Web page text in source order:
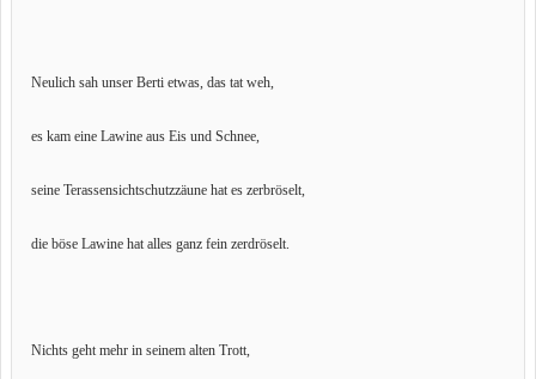
Neulich sah unser Berti etwas, das tat weh,
es kam eine Lawine aus Eis und Schnee,
seine Terassensichtschutzzäune hat es zerbröselt,
die böse Lawine hat alles ganz fein zerdröselt.
Nichts geht mehr in seinem alten Trott,